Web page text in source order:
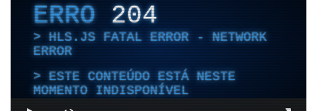
ERRO204
HLS.JS FATAL ERROR - NETWORK
ERROR
ESTE CONTEÚDO ESTÁ NESTE
MOMENTO INDISPONÍVEL